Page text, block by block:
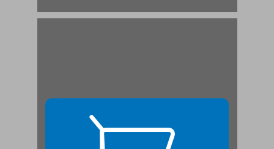
"אבְנֵי הַמִּזְבֵחַ מִּבִּקְעַת בֵית כָּרֶם" (משנה, מידות ג, ד) ... 29